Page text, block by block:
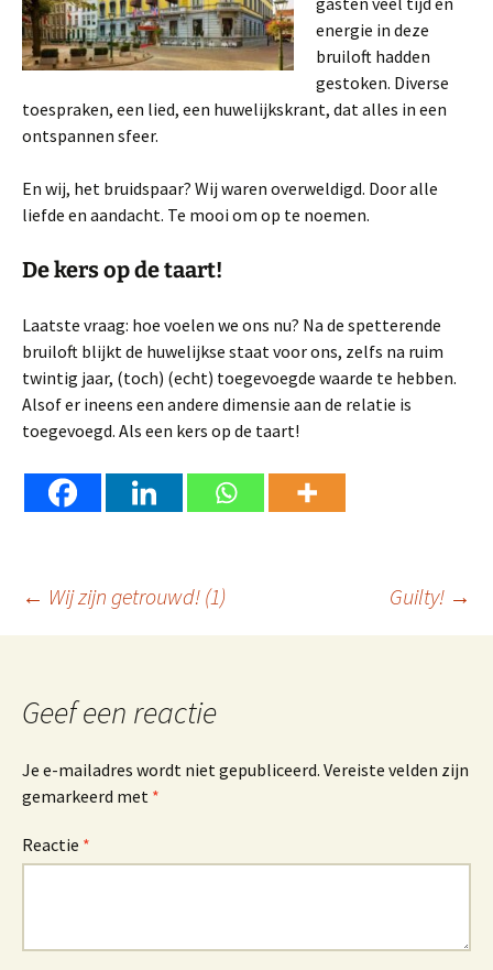
energie in deze
bruiloft hadden
gestoken. Diverse
toespraken, een lied, een huwelijkskrant, dat alles in een
ontspannen sfeer.
En wij, het bruidspaar? Wij waren overweldigd. Door alle
liefde en aandacht. Te mooi om op te noemen.
De kers op de taart!
Laatste vraag: hoe voelen we ons nu? Na de spetterende
bruiloft blijkt de huwelijkse staat voor ons, zelfs na ruim
twintig jaar, (toch) (echt) toegevoegde waarde te hebben.
Alsof er ineens een andere dimensie aan de relatie is
toegevoegd. Als een kers op de taart!
Berichtnavigatie
← Wij zijn getrouwd! (1) Guilty! →
Geef een reactie
Je e-mailadres wordt niet gepubliceerd. Vereiste velden zijn
gemarkeerd met *
Reactie *